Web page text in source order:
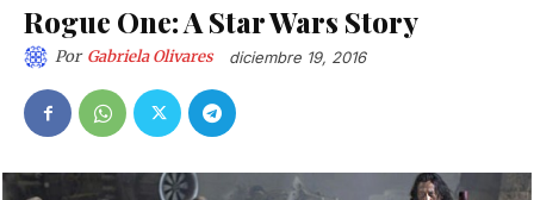
Rogue One: A Star Wars Story
Por Gabriela Olivares diciembre 19, 2016